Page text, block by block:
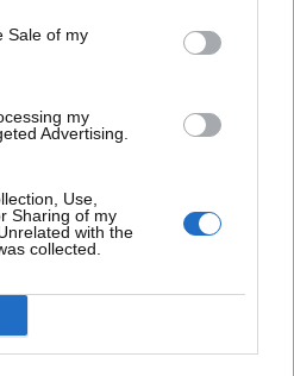
Sale of my
my
Advertising.
Use,
Sharing of my
with the
collected.
– MotoriNews24
il sito web
di Michael Schumacher,
come pilota in Formula 1.
per lui si aprirebbero
scuderia che dovrebbe
prossimo,